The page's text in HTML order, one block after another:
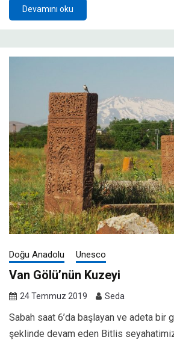
Devamını oku
Doğu Anadolu Unesco
Van Gölü’nün Kuzeyi
24 Temmuz 2019 Seda
Sabah saat 6’da başlayan ve adeta bir
şeklinde devam eden Bitlis